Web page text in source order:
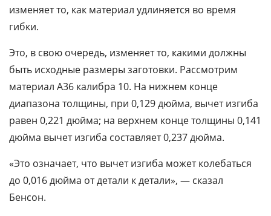
изменяет то, как материал удлиняется во время
гибки.
Это, в свою очередь, изменяет то, какими должны
быть исходные размеры заготовки. Рассмотрим
материал A36 калибра 10. На нижнем конце
диапазона толщины, при 0,129 дюйма, вычет изгиба
равен 0,221 дюйма; на верхнем конце толщины 0,141
дюйма вычет изгиба составляет 0,237 дюйма.
«Это означает, что вычет изгиба может колебаться
до 0,016 дюйма от детали к детали», — сказал
Бенсон.